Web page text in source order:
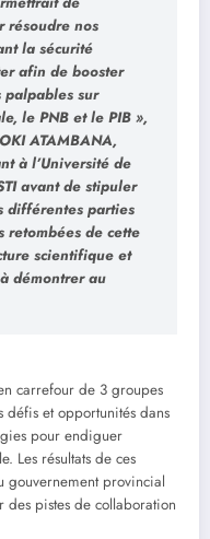
résoudre nos
la sécurité
afin de booster
palpables sur
le PNB et le PIB »,
ATAMBANA,
à l’Université de
avant de stipuler
différentes parties
de cette
scientifique et
démontrer au
carrefour de 3 groupes
défis et opportunités dans
pour endiguer
Les résultats de ces
gouvernement provincial
des pistes de collaboration